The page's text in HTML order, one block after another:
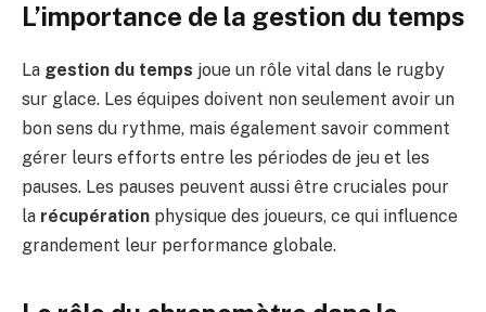
L’importance de la gestion du temps
La gestion du temps joue un rôle vital dans le rugby
sur glace. Les équipes doivent non seulement avoir un
bon sens du rythme, mais également savoir comment
gérer leurs efforts entre les périodes de jeu et les
pauses. Les pauses peuvent aussi être cruciales pour
la récupération physique des joueurs, ce qui influence
grandement leur performance globale.